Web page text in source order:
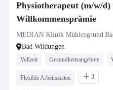
Physiotherapeut (m/w/
Willkommensprämie
MEDIAN Klinik Mühlengrund
Bad Wildungen
Vollzeit Gesundheitsangebote
Flexible Arbeitszeiten 3